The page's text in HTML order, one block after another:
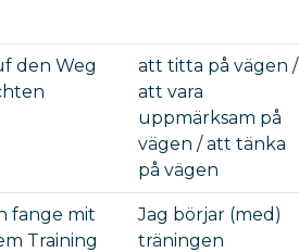
den Weg
att titta på vägen /
att vara
uppmärksam på
vägen / att tänka
på vägen
fange mit
Training
Jag börjar (med)
träningen